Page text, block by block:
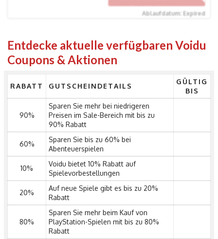
Ablaufdatum: Expired
Entdecke aktuelle verfügbaren Voidu
Coupons & Aktionen
RABATT GUTSCHEINDETAILS
GÜLTIG
BIS
90%
Sparen Sie mehr bei niedrigeren
Preisen im Sale-Bereich mit bis zu
90% Rabatt
60%
Sparen Sie bis zu 60% bei
Abenteuerspielen
10%
Voidu bietet 10% Rabatt auf
Spielevorbestellungen
20%
Auf neue Spiele gibt es bis zu 20%
Rabatt
80%
Sparen Sie mehr beim Kauf von
PlayStation-Spielen mit bis zu 80%
Rabatt